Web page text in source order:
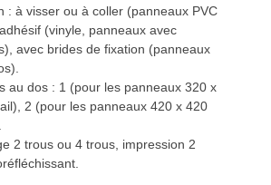
: à visser ou à coller (panneaux PVC
(vinyle, panneaux avec
avec brides de fixation (panneaux
au dos : 1 (pour les panneaux 320 x
2 (pour les panneaux 420 x 420
2 trous ou 4 trous, impression 2